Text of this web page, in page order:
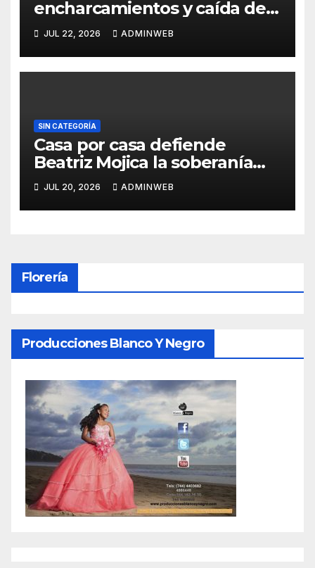
encharcamientos y caída de
un árbol, sin daños graves en
Acapulco
JUL 22, 2026 ADMINWEB
SIN CATEGORÍA
Casa por casa defiende
Beatriz Mojica la soberanía
nacional en Tlapa
JUL 20, 2026 ADMINWEB
Florería
Producciones Blanco Y Negro